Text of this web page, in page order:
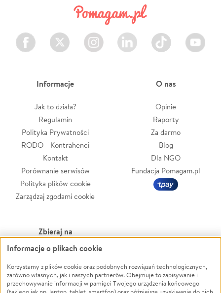
Facebook Twitter Instagram LinkedIn TikTok Youtube
Informacje
Jak to działa?
Regulamin
Polityka Prywatności
RODO - Kontrahenci
Kontakt
Porównanie serwisów
Polityka plików cookie
Zarządzaj zgodami cookie
O nas
Opinie
Raporty
Za darmo
Blog
Dla NGO
Fundacja Pomagam.pl
Zbieraj na
Leczenie
Zwierzęta
Pożar
Powódź
Wichura
Informacje o plikach cookie
Korzystamy z plików cookie oraz podobnych rozwiązań technologicznych,
zarówno własnych, jak i naszych partnerów. Obejmuje to zapisywanie i
przechowywanie informacji w pamięci Twojego urządzenia końcowego